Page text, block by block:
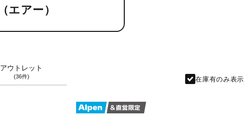
（エアー）
アウトレット
(36件) 在庫有のみ表示